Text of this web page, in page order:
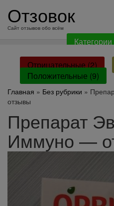
содержанию
Отзовок
Сайт отзывов обо всём
Категории
Отрицательные (2)
Положительные (9)
Главная » Без рубрики »
отзывы
Препарат
Иммуно —